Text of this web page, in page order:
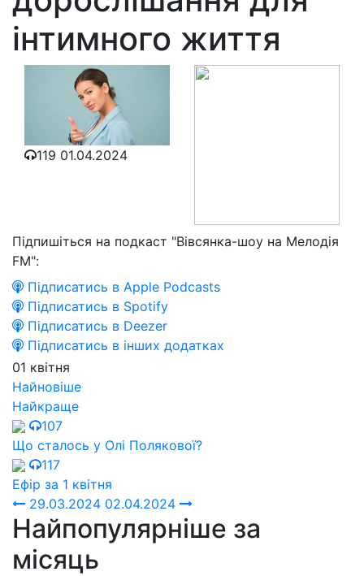
інтимного життя
119 01.04.2024
Підпишіться на подкаст "Вівсянка-шоу на Мелодія
FM":
Підписатись в Apple Podcasts
Підписатись в Spotify
Підписатись в Deezer
Підписатись в інших додатках
01 квітня
Найновіше
Найкраще
107
Що сталось у Олі Полякової?
117
Ефір за 1 квітня
29.03.2024 02.04.2024
Найпопулярніше за
місяць